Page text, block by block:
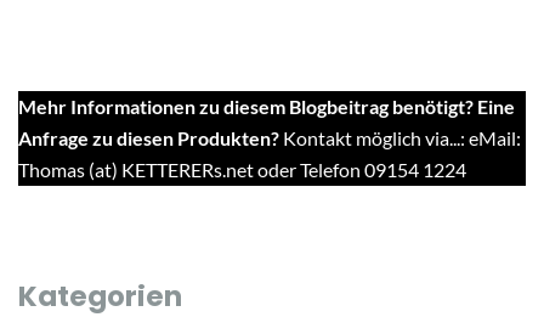
Mehr Informationen zu diesem Blogbeitrag benötigt? Eine
Anfrage zu diesen Produkten? Kontakt möglich via...: eMail:
Thomas (at) KETTERERs.net oder Telefon 09154 1224
Kategorien